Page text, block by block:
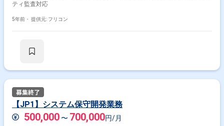
ティ監査対応
5年前・ 提供元: フリコン
【JP1】システム保守開発業務
500,000 〜 700,000円/月